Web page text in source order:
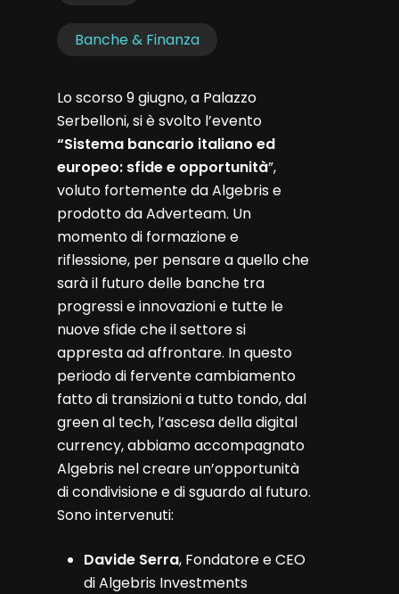
Banche & Finanza
Lo scorso 9 giugno, a Palazzo
Serbelloni, si è svolto l’evento
“Sistema bancario italiano ed
europeo: sfide e opportunità”,
voluto fortemente da Algebris e
prodotto da Adverteam. Un
momento di formazione e
riflessione, per pensare a quello che
sarà il futuro delle banche tra
progressi e innovazioni e tutte le
nuove sfide che il settore si
appresta ad affrontare. In questo
periodo di fervente cambiamento
fatto di transizioni a tutto tondo, dal
green al tech, l’ascesa della digital
currency, abbiamo accompagnato
Algebris nel creare un’opportunità
di condivisione e di sguardo al futuro.
Sono intervenuti:
Davide Serra, Fondatore e CEO
di Algebris Investments